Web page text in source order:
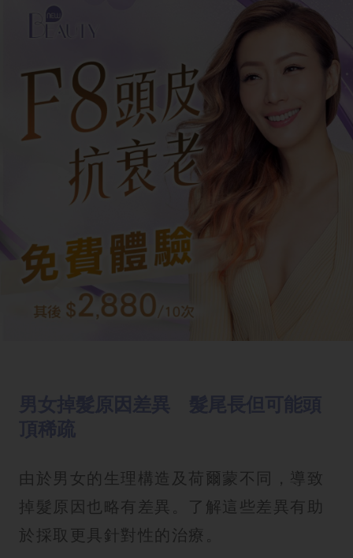
由於男女的生理構造及荷爾蒙不同，導致
掉髮原因也略有差異。了解這些差異有助
於採取更具針對性的治療。